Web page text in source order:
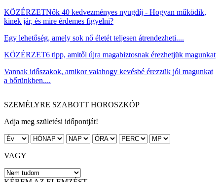
KÖZÉRZETNők 40 kedvezményes nyugdíj - Hogyan működik,
kinek jár, és mire érdemes figyelni?
Egy lehetőség, amely sok nő életét teljesen átrendezheti....
KÖZÉRZET6 tipp, amitől újra magabiztosnak érezhetjük magunkat
Vannak időszakok, amikor valahogy kevésbé érezzük jól magunkat
a bőrünkben....
SZEMÉLYRE SZABOTT HOROSZKÓP
Adja meg születési időpontját!
VAGY